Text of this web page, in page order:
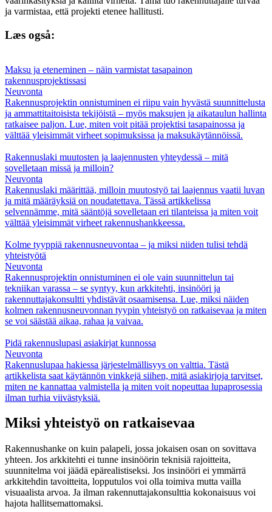
ja varmistaa, että projekti etenee hallitusti.
Læs også:
Maksu ja eteneminen – näin varmistat tasapainon
rakennusprojektissasi
Neuvonta
Rakennusprojektin onnistuminen ei riipu vain hyvästä suunnittelusta
ja ammattitaitoisista tekijöistä – myös maksujen ja aikataulun hallinta
ratkaisee paljon. Lue, miten voit pitää projektisi tasapainossa ja
välttää yleisimmät virheet sopimuksissa ja maksukäytännöissä.
Rakennuslaki muutosten ja laajennusten yhteydessä – mitä
sovelletaan missä ja milloin?
Neuvonta
Rakennuslaki määrittää, milloin muutostyö tai laajennus vaatii luvan
ja mitä määräyksiä on noudatettava. Tässä artikkelissa
selvennämme, mitä sääntöjä sovelletaan eri tilanteissa ja miten voit
välttää yleisimmät virheet rakennushankkeessa.
Kolme tyyppiä rakennusneuvontaa – ja miksi niiden tulisi tehdä
yhteistyötä
Neuvonta
Rakennusprojektin onnistuminen ei ole vain suunnittelun tai
tekniikan varassa – se syntyy, kun arkkitehti, insinööri ja
rakennuttajakonsultti yhdistävät osaamisensa. Lue, miksi näiden
kolmen rakennusneuvonnan tyypin yhteistyö on ratkaisevaa ja miten
se voi säästää aikaa, rahaa ja vaivaa.
Pidä rakennuslupasi asiakirjat kunnossa
Neuvonta
Rakennuslupaa hakiessa järjestelmällisyys on valttia. Tästä
artikkelista saat käytännön vinkkejä siihen, mitä asiakirjoja tarvitset,
miten ne kannattaa valmistella ja miten voit nopeuttaa lupaprosessia
ilman turhia viivästyksiä.
Miksi yhteistyö on ratkaisevaa
Rakennushanke on kuin palapeli, jossa jokaisen osan on sovittava
yhteen. Jos arkkitehti ei tunne insinöörin teknisiä rajoitteita,
suunnitelma voi jäädä epärealistiseksi. Jos insinööri ei ymmärrä
arkkitehdin tavoitteita, lopputulos voi olla toimiva mutta vailla
visuaalista arvoa. Ja ilman rakennuttajakonsulttia kokonaisuus voi
hajota hallitsemattomaksi.